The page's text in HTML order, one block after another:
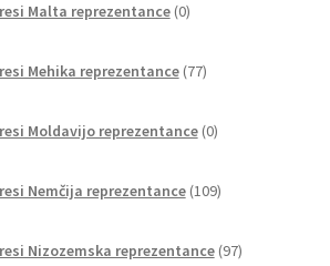
Malta reprezentance 0izdelkov
Mehika reprezentance 77izdelkov
Moldavijo reprezentance 0izdelkov
Nemčija reprezentance 109izdelkov
Nizozemska reprezentance 97izdelkov